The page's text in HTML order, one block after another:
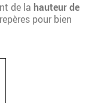
de la hauteur de
pour bien